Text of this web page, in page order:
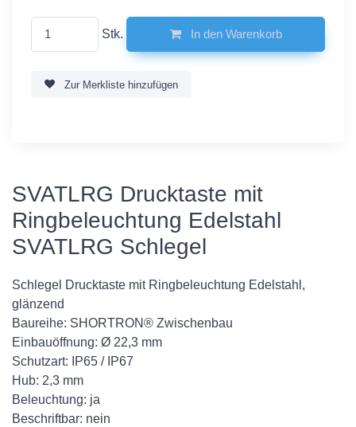
Stk. In den Warenkorb
Zur Merkliste hinzufügen
SVATLRG Drucktaste mit
Ringbeleuchtung Edelstahl
SVATLRG Schlegel
Schlegel Drucktaste mit Ringbeleuchtung Edelstahl,
glänzend
Baureihe: SHORTRON® Zwischenbau
Einbauöffnung: Ø 22,3 mm
Schutzart: IP65 / IP67
Hub: 2,3 mm
Beleuchtung: ja
Beschriftbar: nein